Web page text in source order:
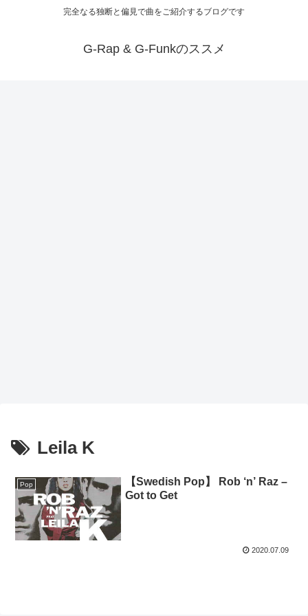
完全なる独断と偏見で曲をご紹介するブログです
G-Rap & G-Funkのススメ
Leila K
Pop
【Swedish Pop】 Rob ‘n’ Raz –
Got to Get
2020.07.09